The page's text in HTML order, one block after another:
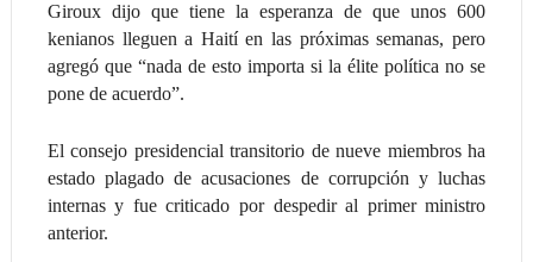
Giroux dijo que tiene la esperanza de que unos 600
kenianos lleguen a Haití en las próximas semanas, pero
agregó que “nada de esto importa si la élite política no se
pone de acuerdo”.
El consejo presidencial transitorio de nueve miembros ha
estado plagado de acusaciones de corrupción y luchas
internas y fue criticado por despedir al primer ministro
anterior.